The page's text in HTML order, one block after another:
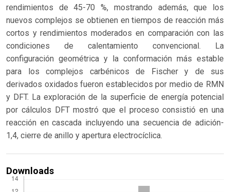
rendimientos de 45-70 %, mostrando además, que los
nuevos complejos se obtienen en tiempos de reacción más
cortos y rendimientos moderados en comparación con las
condiciones de calentamiento convencional. La
configuración geométrica y la conformación más estable
para los complejos carbénicos de Fischer y de sus
derivados oxidados fueron establecidos por medio de RMN
y DFT. La exploración de la superficie de energía potencial
por cálculos DFT mostró que el proceso consistió en una
reacción en cascada incluyendo una secuencia de adición-
1,4, cierre de anillo y apertura electrocíclica.
Downloads